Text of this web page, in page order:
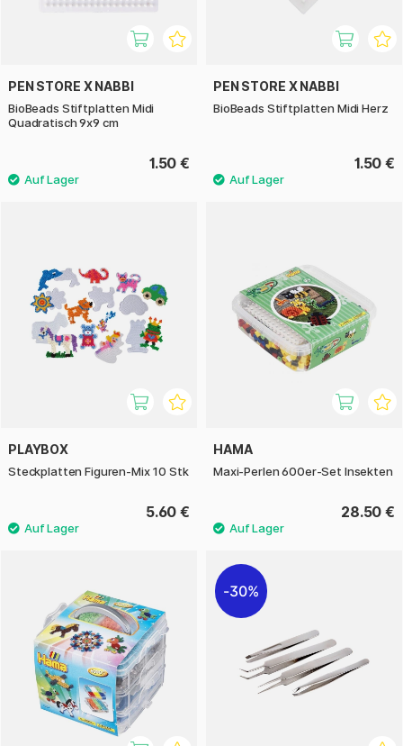
PEN STORE X NABBI
BioBeads Stiftplatten Midi
Quadratisch 9x9 cm
1.50 €
PEN STORE X NABBI
BioBeads Stiftplatten Midi Herz
1.50 €
PLAYBOX
Steckplatten Figuren-Mix 10 Stk
5.60 €
HAMA
Maxi-Perlen 600er-Set Insekten
28.50 €
30%